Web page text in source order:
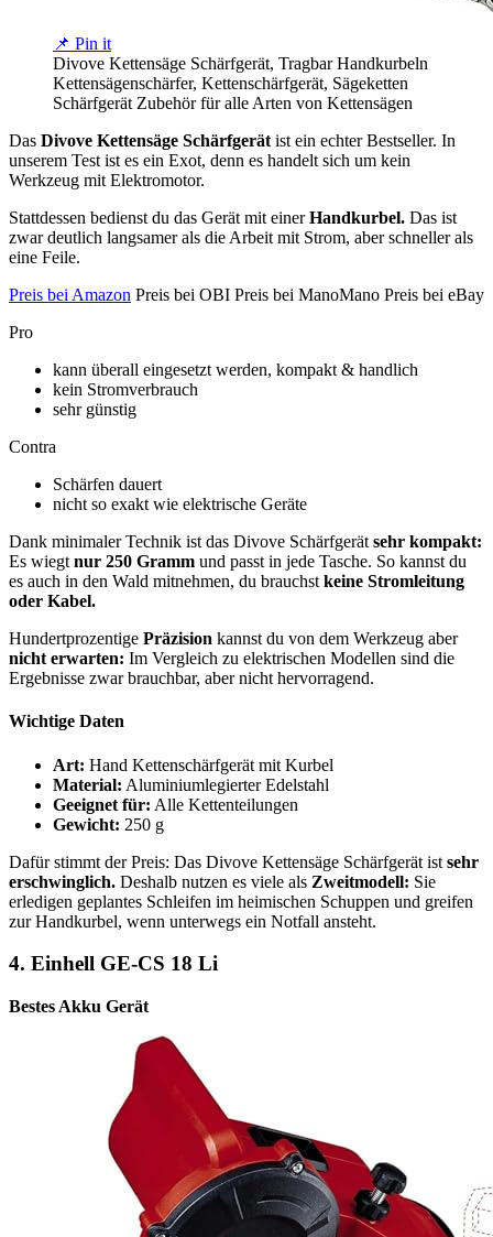
📌 Pin it
Divove Kettensäge Schärfgerät, Tragbar Handkurbeln
Kettensägenschärfer, Kettenschärfgerät, Sägeketten
Schärfgerät Zubehör für alle Arten von Kettensägen
Das Divove Kettensäge Schärfgerät ist ein echter Bestseller. In
unserem Test ist es ein Exot, denn es handelt sich um kein
Werkzeug mit Elektromotor.
Stattdessen bedienst du das Gerät mit einerHandkurbel. Das ist
zwar deutlich langsamer als die Arbeit mit Strom, aber schneller als
eine Feile.
Preis bei Amazon Preis bei OBI Preis bei ManoMano Preis bei eBay
Pro
kann überall eingesetzt werden, kompakt & handlich
kein Stromverbrauch
sehr günstig
Contra
Schärfen dauert
nicht so exakt wie elektrische Geräte
Dank minimaler Technik ist das Divove Schärfgerät sehr kompakt:
Es wiegt nur 250 Gramm und passt in jede Tasche. So kannst du
es auch in den Wald mitnehmen, du brauchst keine Stromleitung
oder Kabel.
Hundertprozentige Präzision kannst du von dem Werkzeug aber
nicht erwarten: Im Vergleich zu elektrischen Modellen sind die
Ergebnisse zwar brauchbar, aber nicht hervorragend.
Wichtige Daten
Art: Hand Kettenschärfgerät mit Kurbel
Material: Aluminiumlegierter Edelstahl
Geeignet für: Alle Kettenteilungen
Gewicht: 250 g
Dafür stimmt der Preis: Das Divove Kettensäge Schärfgerät ist sehr
erschwinglich. Deshalb nutzen es viele als Zweitmodell: Sie
erledigen geplantes Schleifen im heimischen Schuppen und greifen
zur Handkurbel, wenn unterwegs ein Notfall ansteht.
4. Einhell GE-CS 18 Li
Bestes Akku Gerät